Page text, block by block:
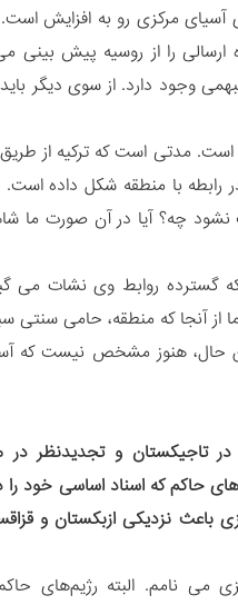
مرکزی رو به افزایش
را از روسیه پیش بینی
وجود دارد. از سوی دیگر
است که ترکیه از طریق
با منطقه شکل داده است.
نشود چه؟ آیا در آن صورت ما
روابط وی نشات می
از آنجا که منطقه، حامی
هنوز مشخص نیست که
تاجیکستان و تجدیدنظر در
حاکم که اسناد اساسی خود را
نزدیکی ازبکستان و
می نامم. البته رژیم‌های